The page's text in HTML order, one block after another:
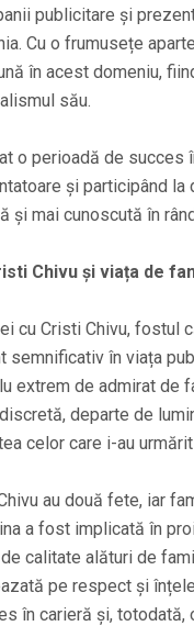
publicitare și
Cu o frumusețe
în acest domeniu,
său.
o perioadă de
și participând
și mai cunoscută în
Chivu și viața de
cu Cristi Chivu, fostul
semnificativ în viața
extrem de admirat de
departe de
celor care i-au
au două fete, iar
a fost implicată în
calitate alături de
pe respect și
în carieră și,